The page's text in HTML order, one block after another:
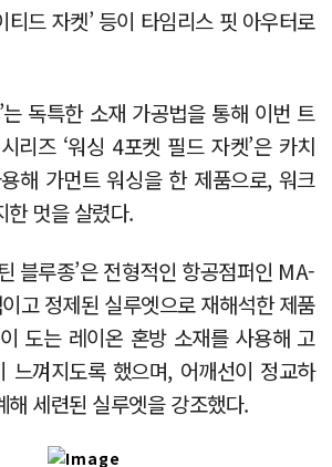
티드 자켓’ 등이 타임리스 핏 아우터로
는 독특한 소재 가공법을 통해 이번 트
리즈 ‘워싱 4포켓 필드 자켓’은 카치
해 가먼트 워싱을 한 제품으로, 워크
한 멋을 살렸다.
블루종’은 전형적인 항공점퍼인 MA-
고 정제된 실루엣으로 재해석한 제품
도는 레이온 혼방 소재를 사용해 고
느껴지도록 했으며, 어깨선이 정교하
해 세련된 실루엣을 강조했다.